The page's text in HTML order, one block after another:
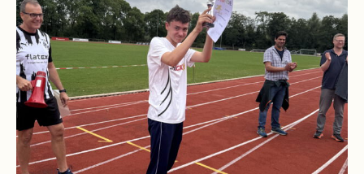
Lehrer-
Raum-
Prinzip
Berufswahlvorbereitung
Hausaufgabenbetreuung